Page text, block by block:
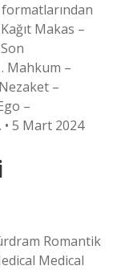
Makas –
Mahkum –
–
–
5 Mart 2024
Romantik
Medical